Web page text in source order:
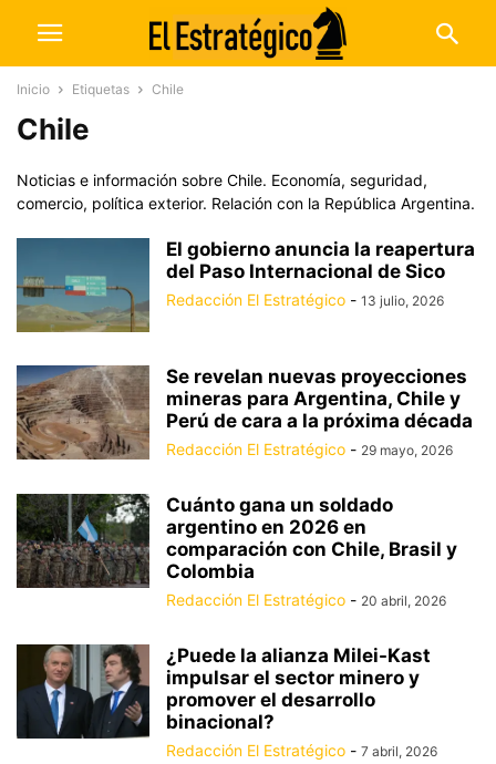
Inicio Etiquetas Chile
Chile
Noticias e información sobre Chile. Economía, seguridad,
comercio, política exterior. Relación con la República Argentina.
El gobierno anuncia la reapertura
del Paso Internacional de Sico
Redacción El Estratégico - 13 julio, 2026
Se revelan nuevas proyecciones
mineras para Argentina, Chile y
Perú de cara a la próxima década
Redacción El Estratégico - 29 mayo, 2026
Cuánto gana un soldado
argentino en 2026 en
comparación con Chile, Brasil y
Colombia
Redacción El Estratégico - 20 abril, 2026
¿Puede la alianza Milei-Kast
impulsar el sector minero y
promover el desarrollo
binacional?
Redacción El Estratégico - 7 abril, 2026